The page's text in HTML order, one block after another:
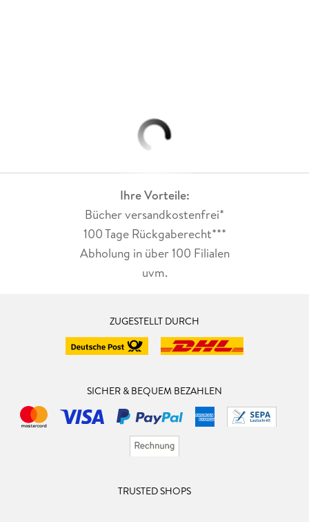
Ihre Vorteile:
Bücher versandkostenfrei*
100 Tage Rückgaberecht***
Abholung in über 100 Filialen
uvm.
ZUGESTELLT DURCH
SICHER & BEQUEM BEZAHLEN
TRUSTED SHOPS